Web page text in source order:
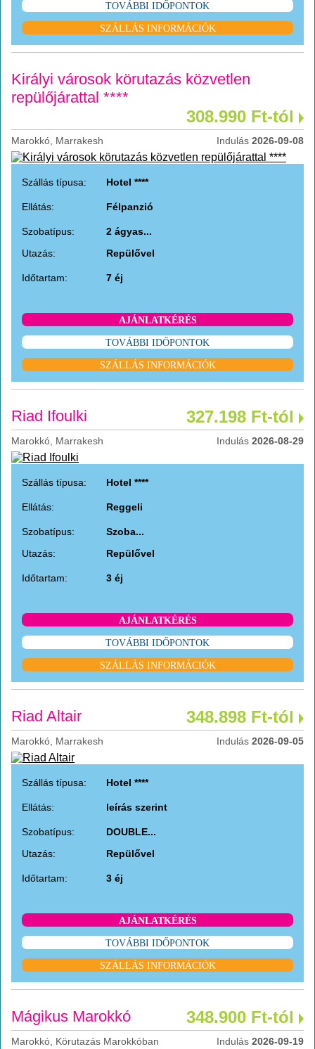
TOVÁBBI IDŐPONTOK
SZÁLLÁS INFORMÁCIÓK
Királyi városok körutazás közvetlen
repülőjárattal ****
308.990 Ft-tól
Marokkó, Marrakesh Indulás 2026-09-08
Szállás típusa: Hotel ****
Ellátás: Félpanzió
Szobatípus:
2 ágyas...
Utazás:
Repülővel
Időtartam: 7 éj
AJÁNLATKÉRÉS
TOVÁBBI IDŐPONTOK
SZÁLLÁS INFORMÁCIÓK
Riad Ifoulki 327.198 Ft-tól
Marokkó, Marrakesh Indulás 2026-08-29
Szállás típusa: Hotel ****
Ellátás: Reggeli
Szobatípus:
Szoba...
Utazás:
Repülővel
Időtartam: 3 éj
AJÁNLATKÉRÉS
TOVÁBBI IDŐPONTOK
SZÁLLÁS INFORMÁCIÓK
Riad Altair 348.898 Ft-tól
Marokkó, Marrakesh Indulás 2026-09-05
Szállás típusa: Hotel ****
Ellátás: leírás szerint
Szobatípus:
DOUBLE...
Utazás:
Repülővel
Időtartam: 3 éj
AJÁNLATKÉRÉS
TOVÁBBI IDŐPONTOK
SZÁLLÁS INFORMÁCIÓK
Mágikus Marokkó 348.900 Ft-tól
Marokkó, Körutazás Marokkóban Indulás 2026-09-19